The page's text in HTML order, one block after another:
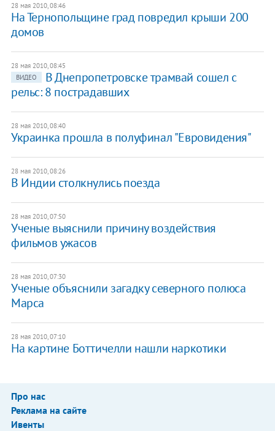
28 мая 2010, 08:46
На Тернопольщине град повредил крыши 200
домов
28 мая 2010, 08:45
ВИДЕО
В Днепропетровске трамвай сошел с
рельс: 8 пострадавших
28 мая 2010, 08:40
Украинка прошла в полуфинал "Евровидения"
28 мая 2010, 08:26
В Индии столкнулись поезда
28 мая 2010, 07:50
Ученые выяснили причину воздействия
фильмов ужасов
28 мая 2010, 07:30
Ученые объяснили загадку северного полюса
Марса
28 мая 2010, 07:10
На картине Боттичелли нашли наркотики
Про нас
Реклама на сайте
Ивенты